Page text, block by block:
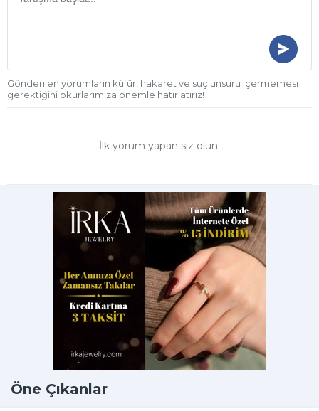
Gönderilen yorumların küfür, hakaret ve suç unsuru içermemesi
gerektiğini okurlarımıza önemle hatırlatırız!
İlk yorum yapan siz olun.
Öne Çıkanlar